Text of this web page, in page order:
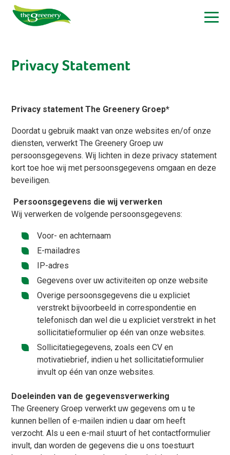
Privacy Statement
Privacy statement The Greenery Groep*
Doordat u gebruik maakt van onze websites en/of onze
diensten, verwerkt The Greenery Groep uw
persoonsgegevens. Wij lichten in deze privacy statement
kort toe hoe wij met persoonsgegevens omgaan en deze
beveiligen.
Persoonsgegevens die wij verwerken
Wij verwerken de volgende persoonsgegevens:
Voor- en achternaam
E-mailadres
IP-adres
Gegevens over uw activiteiten op onze website
Overige persoonsgegevens die u expliciet
verstrekt bijvoorbeeld in correspondentie en
telefonisch dan wel die u expliciet verstrekt in het
sollicitatieformulier op één van onze websites.
Sollicitatiegegevens, zoals een CV en
motivatiebrief, indien u het sollicitatieformulier
invult op één van onze websites.
Doeleinden van de gegevensverwerking
The Greenery Groep verwerkt uw gegevens om u te
kunnen bellen of e-mailen indien u daar om heeft
verzocht. Als u een e-mail stuurt of het contactformulier
invult, dan worden de gegevens die u ons toestuurt